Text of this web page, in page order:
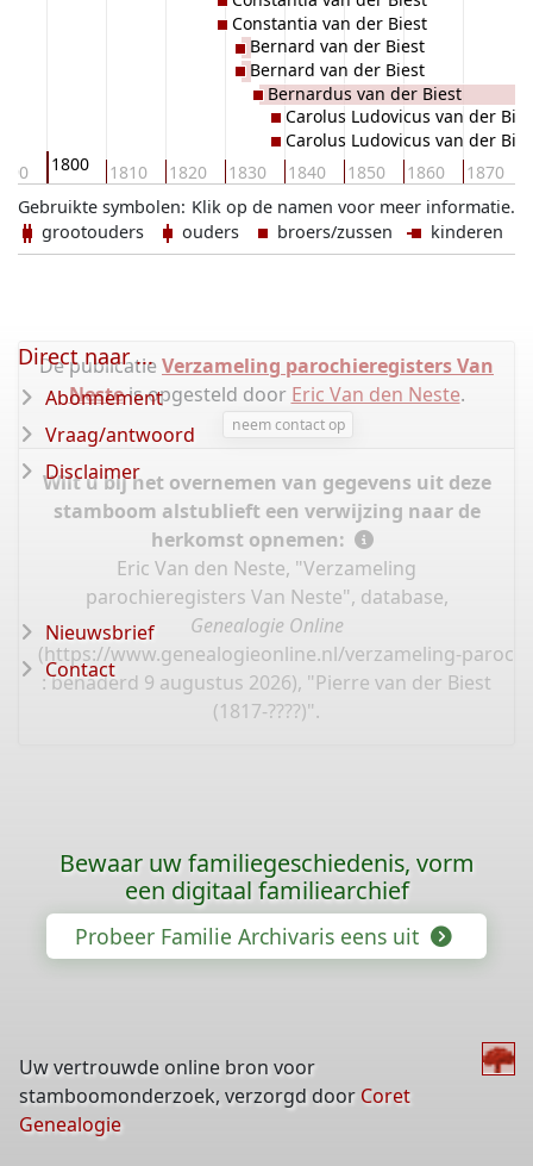
1800 1810 1820 1830 1840 1850 1860 1870
Constantia van der Biest
Bernard van der Biest
Bernard van der Biest
Bernardus van der Biest
Carolus Ludovicus van der
Carolus Ludovicus van der
Klik op de namen voor meer informatie.
Gebruikte symbolen:
grootouders
ouders broers/zussen kinderen
De publicatie Verzameling parochieregisters Van
Nesteis opgesteld door Eric Van den Neste.
neem contact op
Wilt u bij het overnemen van gegevens uit deze
stamboom alstublieft een verwijzing naar de
herkomst opnemen:
Eric Van den Neste, "Verzameling
parochieregisters Van Neste", database,
Genealogie Online
(https://www.genealogieonline.nl/verzameling-
: benaderd 9 augustus 2026), "Pierre van der Biest
(1817-????)".
Direct naar ...
Abonnement
Vraag/antwoord
Disclaimer
Nieuwsbrief
Contact
Bewaar uw familiegeschiedenis, vorm
een digitaal familiearchief
Probeer Familie Archivaris eens uit
Uw vertrouwde online bron voor
stamboomonderzoek, verzorgd door Coret
Genealogie